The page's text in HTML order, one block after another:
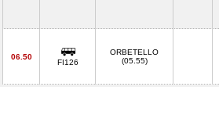
06.50
FI126
ORBETELLO
(05.55)